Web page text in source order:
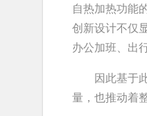
自热加热功能
创新设计不仅
办公加班、出
因此基于此
量，也推动着